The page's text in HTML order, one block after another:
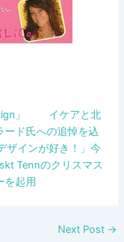
」
イケアと北
ード氏への追悼を込
ザインが好き！」今
Tennのクリスマス
を起用
Next Post →